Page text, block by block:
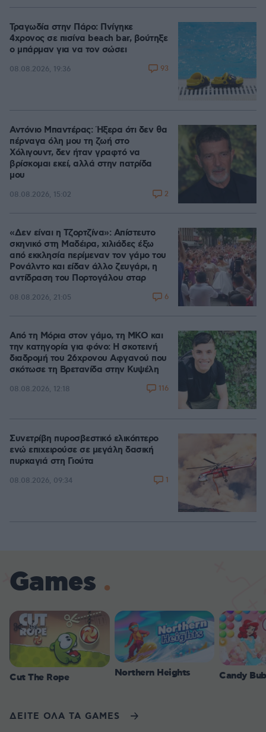
Τραγωδία στην Πάρο: Πνίγηκε
4χρονος σε πισίνα beach bar, βούτηξε
ο μπάρμαν για να τον σώσει
08.08.2026, 19:36 93
Αντόνιο Μπαντέρας: Ήξερα ότι δεν θα
πέρναγα όλη μου τη ζωή στο
Χόλιγουντ, δεν ήταν γραφτό να
βρίσκομαι εκεί, αλλά στην πατρίδα
μου
08.08.2026, 15:02 2
«Δεν είναι η Τζορτζίνα»: Απίστευτο
σκηνικό στη Μαδέιρα, χιλιάδες έξω
από εκκλησία περίμεναν τον γάμο του
Ρονάλντο και είδαν άλλο ζευγάρι, η
αντίδραση του Πορτογάλου σταρ
08.08.2026, 21:05 6
Από τη Μόρια στον γάμο, τη ΜΚΟ και
την κατηγορία για φόνο: Η σκοτεινή
διαδρομή του 26χρονου Αφγανού που
σκότωσε τη Βρετανίδα στην Κυψέλη
08.08.2026, 12:18 116
Συνετρίβη πυροσβεστικό ελικόπτερο
ενώ επιχειρούσε σε μεγάλη δασική
πυρκαγιά στη Γιούτα
08.08.2026, 09:34 1
Games
Cut The Rope Northern Heights Candy
ΔΕΙΤΕ ΟΛΑ ΤΑ GAMES